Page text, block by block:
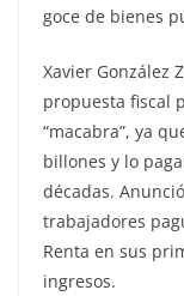
goce de bienes
Xavier González
propuesta fiscal
“macabra”, ya
billones y lo
décadas.
trabajadores
Renta en sus
ingresos.